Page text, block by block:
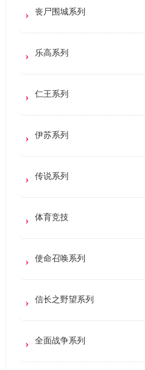
丧尸围城系列
乐高系列
仁王系列
伊苏系列
传说系列
体育竞技
使命召唤系列
信长之野望系列
全面战争系列